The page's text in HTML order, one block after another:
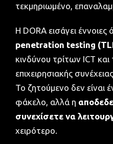
τεκμηριωμένο,
Η DORA εισάγει έννοιες
penetration testing
κινδύνου τρίτων ICT και
επιχειρησιακής
Το ζητούμενο δεν είναι
φάκελο, αλλά η
συνεχίσετε να
χειρότερο.